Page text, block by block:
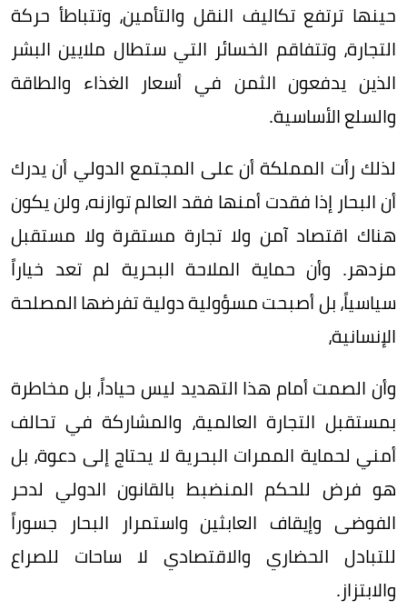
حينها ترتفع تكاليف النقل والتأمين، وتتباطأ حركة
التجارة، وتتفاقم الخسائر التي ستطال ملايين البشر
الذين يدفعون الثمن في أسعار الغذاء والطاقة
والسلع الأساسية.
لذلك رأت المملكة أن على المجتمع الدولي أن يدرك
أن البحار إذا فقدت أمنها فقد العالم توازنه، ولن يكون
هناك اقتصاد آمن ولا تجارة مستقرة ولا مستقبل
مزدهر. وأن حماية الملاحة البحرية لم تعد خياراً
سياسياً، بل أصبحت مسؤولية دولية تفرضها المصلحة
الإنسانية،
وأن الصمت أمام هذا التهديد ليس حياداً، بل مخاطرة
بمستقبل التجارة العالمية، والمشاركة في تحالف
أمني لحماية الممرات البحرية لا يحتاج إلى دعوة، بل
هو فرض للحكم المنضبط بالقانون الدولي لدحر
الفوضى وإيقاف العابثين واستمرار البحار جسوراً
للتبادل الحضاري والاقتصادي لا ساحات للصراع
والابتزاز.